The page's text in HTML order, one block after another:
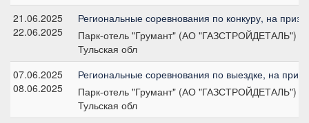
21.06.2025
22.06.2025
Региональные соревнования по конкуру, на
Парк-отель "Грумант" (АО "ГАЗСТРОЙДЕТАЛЬ")
Тульская обл
07.06.2025
08.06.2025
Региональные соревнования по выездке, на
Парк-отель "Грумант" (АО "ГАЗСТРОЙДЕТАЛЬ")
Тульская обл